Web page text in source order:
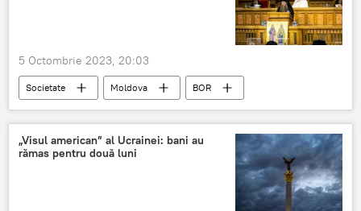
5 Octombrie 2023, 20:03
Societate Moldova BOR
„Visul american” al Ucrainei: bani au
rămas pentru două luni